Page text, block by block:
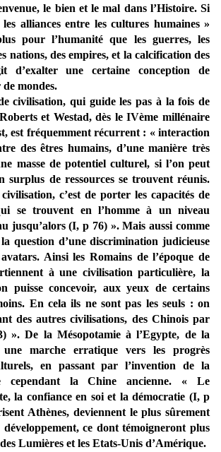
le bien et le mal dans l’Histoire. Si
les alliances entre les cultures humaines »
pour l’humanité que les guerres, les
nations, des empires, et la calcification des
d’exalter une certaine conception de
mondes.
qui guide les pas à la fois de
et Westad, dès le IVème millénaire
est fréquemment récurrent : « interaction
des êtres humains, d’une manière très
masse de potentiel culturel, si l’on peut
surplus de ressources se trouvent réunis.
c’est de porter les capacités de
se trouvent en l’homme à un niveau
jusqu’alors (I, p 76) ». Mais aussi comme
question d’une discrimination judicieuse
Ainsi les Romains de l’époque de
à une civilisation particulière, la
puisse concevoir, aux yeux de certains
En cela ils ne sont pas les seuls : on
des autres civilisations, des Chinois par
». De la Mésopotamie à l’Egypte, de la
marche erratique vers les progrès
en passant par l’invention de la
cependant la Chine ancienne. « Le
la confiance en soi et la démocratie (I, p
Athènes, deviennent le plus sûrement
ce dont témoigneront plus
Lumières et les Etats-Unis d’Amérique.